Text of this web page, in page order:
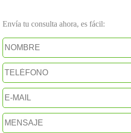
Envía tu consulta ahora, es fácil: